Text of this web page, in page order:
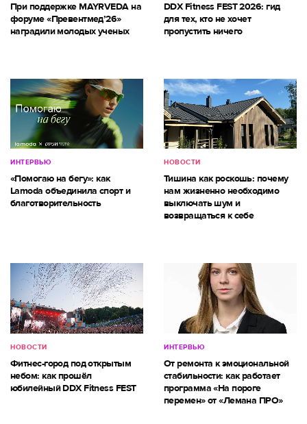
При поддержке MAYRVEDA на
форуме «Превентмед’26»
наградили молодых ученых
DDX Fitness FEST 2026: гид
для тех, кто не хочет
пропустить ничего
ИНТЕРВЬЮ
«Помогаю на бегу»: как
Lamoda объединила спорт и
благотворительность
НОВОСТИ
Тишина как роскошь: почему
нам жизненно необходимо
выключать шум и
возвращаться к себе
НОВОСТИ
Фитнес-город под открытым
небом: как прошёл
юбилейный DDX Fitness FEST
ИНТЕРВЬЮ
От ремонта к эмоциональной
стабильности: как работает
программа «На пороге
перемен» от «Лемана ПРО»